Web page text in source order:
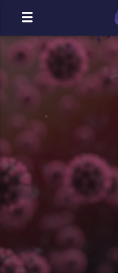
Title
Artist